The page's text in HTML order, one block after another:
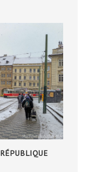
RÉPUBLIQUE